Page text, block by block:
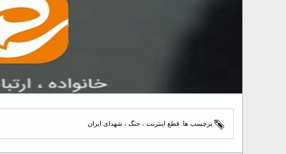
برچسب ها: قطع اینترنت ، جنگ ، شهدای ایران